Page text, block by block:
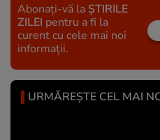
Abonați-vă la ȘTIRILE
ZILEI pentru a fi la
curent cu cele mai noi
informații.
URMĂREȘTE CEL MAI